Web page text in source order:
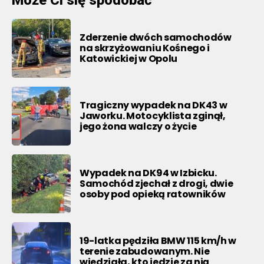
Zderzenie dwóch samochodów
na skrzyżowaniu Kośnego i
Katowickiej w Opolu
Tragiczny wypadek na DK43 w
Jaworku. Motocyklista zginął,
jego żona walczy o życie
Wypadek na DK94 w Izbicku.
Samochód zjechał z drogi, dwie
osoby pod opieką ratowników
19-latka pędziła BMW 115 km/h w
terenie zabudowanym. Nie